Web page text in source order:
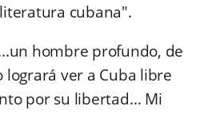
cubana".
hombre profundo, de
ver a Cuba libre
por su libertad… Mi